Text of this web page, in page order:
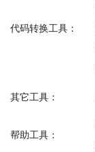
代码转换工具：
其它工具：
帮助工具：